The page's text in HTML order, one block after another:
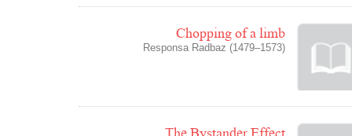
Chopping of a limb
Responsa Radbaz (1479–1573)